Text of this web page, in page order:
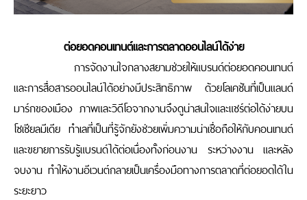
ต่อยอดคอนเทนต์และการตลาดออนไลน์ได้ง่าย
การจัดงานใจกลางสยามช่วยให้แบรนด์ต่อยอดคอนเทนต์
และการสื่อสารออนไลน์ได้อย่างมีประสิทธิภาพ ด้วยโลเคชันที่เป็นแลนด์
มาร์กของเมือง ภาพและวิดีโอจากงานจึงดูน่าสนใจและแชร์ต่อได้ง่ายบน
โซเชียลมีเดีย ทำเลที่เป็นที่รู้จักยังช่วยเพิ่มความน่าเชื่อถือให้กับคอนเทนต์
และขยายการรับรู้แบรนด์ได้ต่อเนื่องทั้งก่อนงาน ระหว่างงาน และหลัง
จบงาน ทำให้งานอีเวนต์กลายเป็นเครื่องมือทางการตลาดที่ต่อยอดได้ใน
ระยะยาว